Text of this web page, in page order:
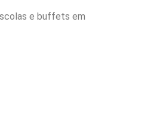
e buffets em